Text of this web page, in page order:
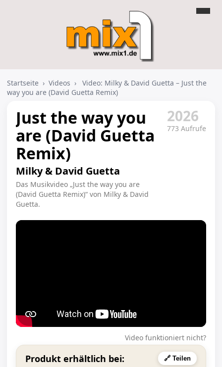
Startseite › Videos ›
Video: Milky & David Guetta – Just the
way you are (David Guetta Remix)
Just the way you
are (David Guetta
Remix)
Milky & David Guetta
Das Musikvideo „Just the way you are
(David Guetta Remix)“ von Milky & David
Guetta.
2026
773 Aufrufe
Video funktioniert nicht?
Produkt erhältlich bei: 🔗 Teilen